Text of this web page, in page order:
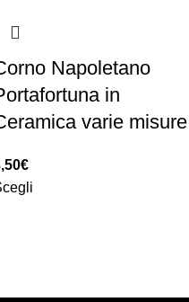
Napoletano
in
varie misure
€